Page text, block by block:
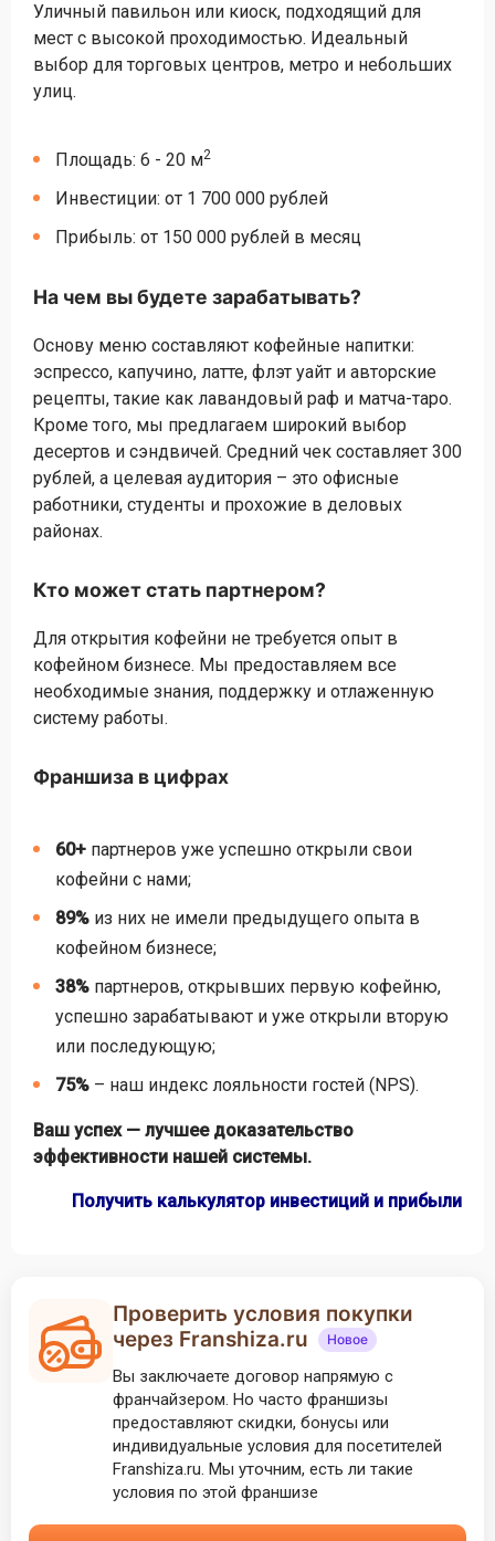
Уличный павильон или киоск, подходящий для
мест с высокой проходимостью. Идеальный
выбор для торговых центров, метро и небольших
улиц.
Площадь: 6 - 20 м2
Инвестиции: от 1 700 000 рублей
Прибыль: от 150 000 рублей в месяц
На чем вы будете зарабатывать?
Основу меню составляют кофейные напитки:
эспрессо, капучино, латте, флэт уайт и авторские
рецепты, такие как лавандовый раф и матча-таро.
Кроме того, мы предлагаем широкий выбор
десертов и сэндвичей. Средний чек составляет 300
рублей, а целевая аудитория – это офисные
работники, студенты и прохожие в деловых
районах.
Кто может стать партнером?
Для открытия кофейни не требуется опыт в
кофейном бизнесе. Мы предоставляем все
необходимые знания, поддержку и отлаженную
систему работы.
Франшиза в цифрах
60+ партнеров уже успешно открыли свои
кофейни с нами;
89% из них не имели предыдущего опыта в
кофейном бизнесе;
38% партнеров, открывших первую кофейню,
успешно зарабатывают и уже открыли вторую
или последующую;
75% – наш индекс лояльности гостей (NPS).
Ваш успех — лучшее доказательство
эффективности нашей системы.
Получить калькулятор инвестиций и прибыли
Проверить условия покупки
через Franshiza.ru
Новое
Вы заключаете договор напрямую с
франчайзером. Но часто франшизы
предоставляют скидки, бонусы или
индивидуальные условия для посетителей
Franshiza.ru. Мы уточним, есть ли такие
условия по этой франшизе